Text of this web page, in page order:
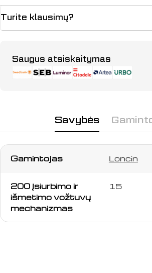
Turite klausimų?
Užduokite klausimą
Jūsų
vardas
Jūsų
Saugus atsiskaitymas
Apmokėjimo
būdai
Savybės
Gamintojas Loncin
200 Įsiurbimo ir
išmetimo vožtuvų
mechanizmas
15